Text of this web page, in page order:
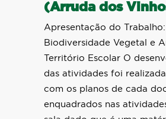
(Arruda dos
Apresentação do Trabalho:
Biodiversidade Vegetal e
Território Escolar O
das atividades foi
com os planos de cada
enquadrados nas